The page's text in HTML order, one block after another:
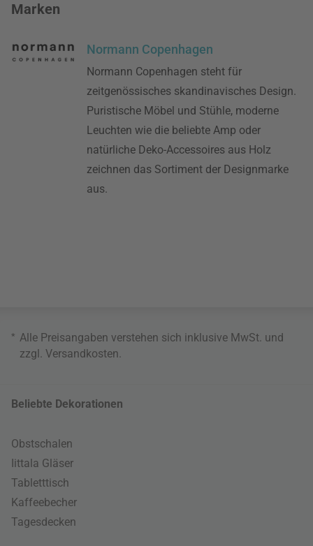
Marken
Normann Copenhagen
Normann Copenhagen steht für
zeitgenössisches skandinavisches Design.
Puristische Möbel und Stühle, moderne
Leuchten wie die beliebte Amp oder
natürliche Deko-Accessoires aus Holz
zeichnen das Sortiment der Designmarke
aus.
* Alle Preisangaben verstehen sich inklusive MwSt. und
zzgl. Versandkosten
Beliebte Dekorationen
Obstschalen
Iittala Gläser
Tabletttisch
Kaffeebecher
Tagesdecken